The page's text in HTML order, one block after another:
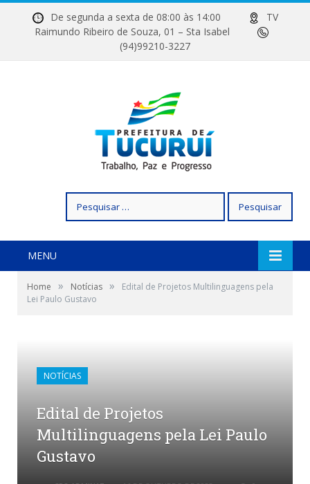
De segunda a sexta de 08:00 às 14:00
TV
Raimundo Ribeiro de Souza, 01 – Sta Isabel
(94)99210-3227
por:
MENU
Home » Notícias »
Edital de Projetos Multilinguagens pela
Lei Paulo Gustavo
NOTÍCIAS
Edital de Projetos
Multilinguagens pela Lei Paulo
Gustavo